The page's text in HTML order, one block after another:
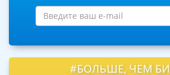
#БОЛЬШЕ, ЧЕМ